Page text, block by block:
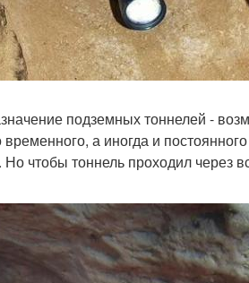
подземных тоннелей -
а иногда и
чтобы тоннель проходил через